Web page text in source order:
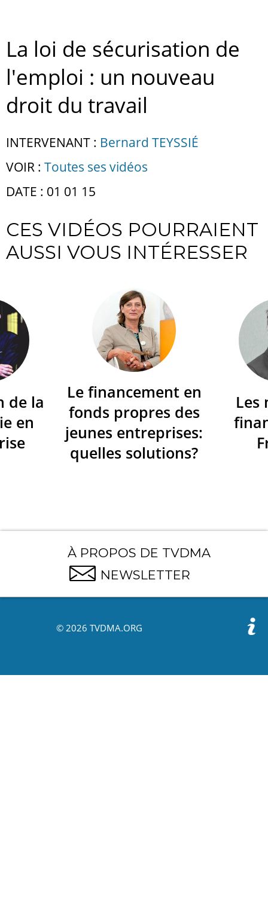
La loi de sécurisation de
l'emploi : un nouveau
droit du travail
INTERVENANT : Bernard TEYSSIÉ
VOIR : Toutes ses vidéos
DATE : 01 01 15
CES VIDÉOS POURRAIENT
AUSSI VOUS INTÉRESSER
de la
en
Le financement en
fonds propres des
jeunes entreprises:
quelles solutions?
Les
À PROPOS DE TVDMA
NEWSLETTER
© 2026 TVDMA.ORG